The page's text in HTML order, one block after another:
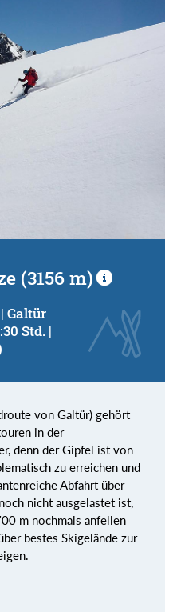
(3156 m)
Galtür
Std. |
von Galtür) gehört
in der
denn der Gipfel ist von
zu erreichen und
Abfahrt über
nicht ausgelastet ist,
m nochmals anfellen
bestes Skigelände zur